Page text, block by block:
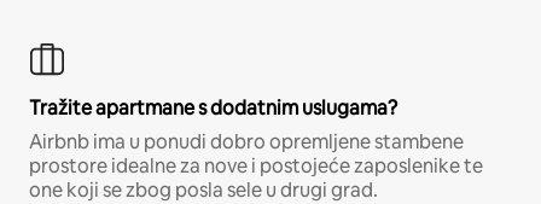
Tražite apartmane s dodatnim uslugama?
Airbnb ima u ponudi dobro opremljene stambene
prostore idealne za nove i postojeće zaposlenike te
one koji se zbog posla sele u drugi grad.